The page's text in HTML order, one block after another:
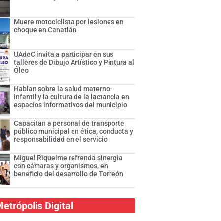
Muere motociclista por lesiones en
choque en Canatlán
UAdeC invita a participar en sus
talleres de Dibujo Artístico y Pintura al
Óleo
Hablan sobre la salud materno-
infantil y la cultura de la lactancia en
espacios informativos del municipio
Capacitan a personal de transporte
público municipal en ética, conducta y
responsabilidad en el servicio
Miguel Riquelme refrenda sinergia
con cámaras y organismos, en
beneficio del desarrollo de Torreón
Digital